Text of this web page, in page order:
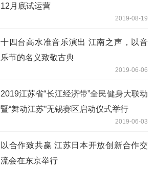
12月底试运营
2019-08-19
十四台高水准音乐演出 江南之声，以音
乐节的名义致敬古典
2019-06-06
2019江苏省“长江经济带”全民健身大联动
暨“舞动江苏”无锡赛区启动仪式举行
2019-06-03
以合作致共赢 江苏日本开放创新合作交
流会在东京举行